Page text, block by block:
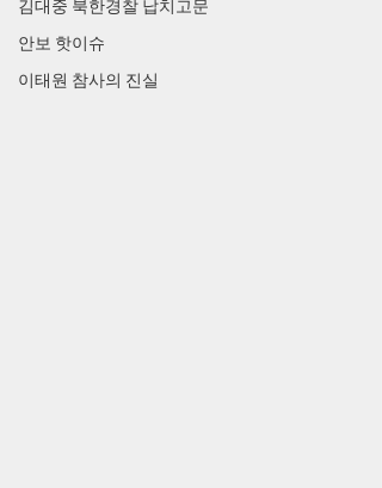
김대중 북한경찰 납치고문
안보 핫이슈
이태원 참사의 진실